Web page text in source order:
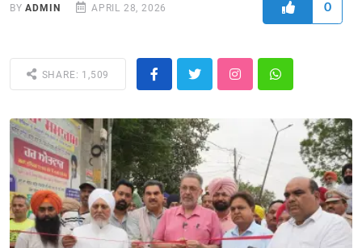
BYADMIN APRIL 28, 2026 0
SHARE: 1,509